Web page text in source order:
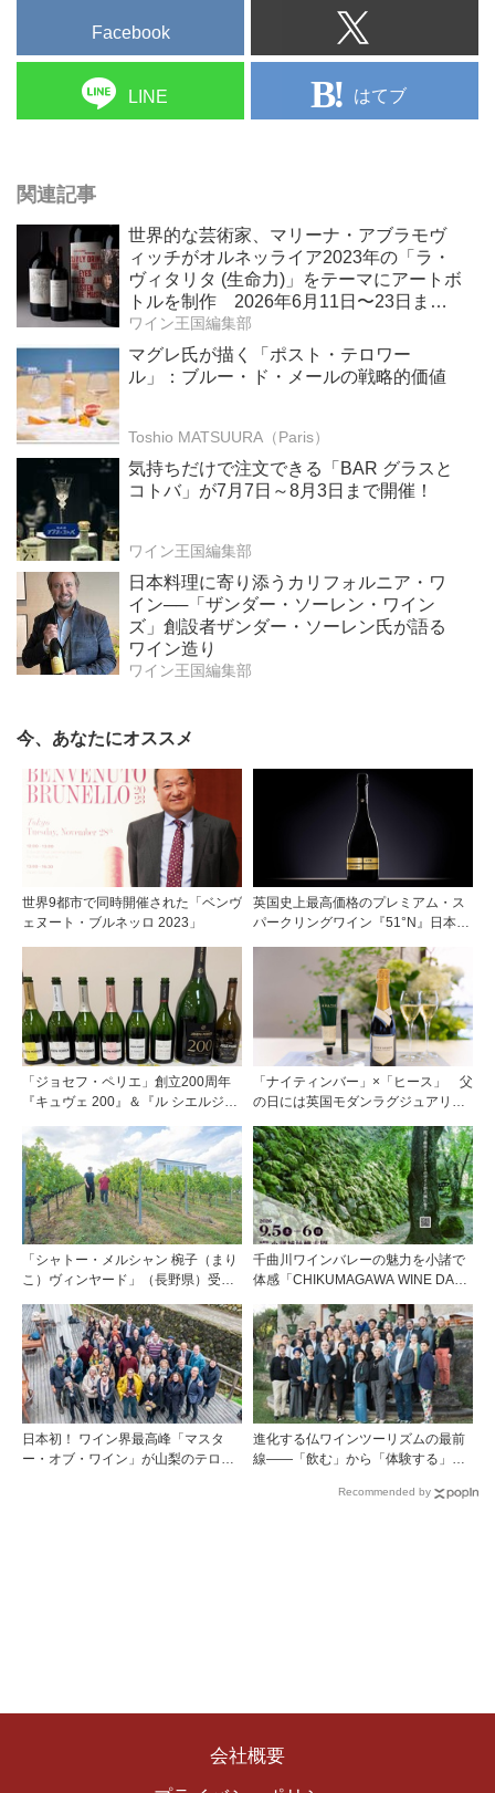
Facebook
LINE はてブ
関連記事
世界的な芸術家、マリーナ・アブラモヴ
ィッチがオルネッライア2023年の「ラ・
ヴィタリタ (生命力)」をテーマにアートボ
トルを制作 2026年6月11日〜23日ま
で、ボナムス主催のオンラインオークシ
ョンで販売 収益金の全額をソロモン・
R・グッゲンハイム財団を通じてアート作
品修復を支援
ワイン王国編集部
マグレ氏が描く「ポスト・テロワー
ル」：ブルー・ド・メールの戦略的価値
Toshio MATSUURA（Paris）
気持ちだけで注文できる「BAR グラスと
コトバ」が7月7日～8月3日まで開催！
ワイン王国編集部
日本料理に寄り添うカリフォルニア・ワ
イン──「ザンダー・ソーレン・ワイン
ズ」創設者ザンダー・ソーレン氏が語る
ワイン造り
ワイン王国編集部
今、あなたにオススメ
世界9都市で同時開催された「ベンヴ
ェヌート・ブルネッロ 2023」
英国史上最高価格のプレミアム・ス
パークリングワイン『51°N』日本初
「ジョセフ・ペリエ」創立200周年
『キュヴェ 200』＆『ル シエルジュ
「ナイティンバー」×「ヒース」 父
の日には英国モダンラグジュアリー
「シャトー・メルシャン 椀子（まり
こ）ヴィンヤード」（長野県）受け
の魅力
千曲川ワインバレーの魅力を小諸で
体感「CHIKUMAGAWA WINE DAYS
日本初！ ワイン界最高峰「マスタ
ー・オブ・ワイン」が山梨のテロワ
進化する仏ワインツーリズムの最前
線――「飲む」から「体験する」プ
フランスのドメーヌグループ組織が
Recommended by
会社概要